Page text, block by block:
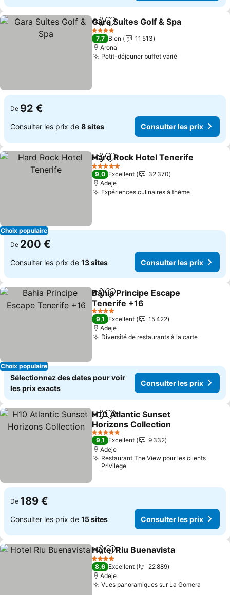
PartagerAjouter à mes favoris
Gara Suites Golf & Spa
4 Étoiles
7,7 Bien
11 513
Arona
Petit-déjeuner buffet variéConsulter
De 92 €
Consulter les prix de 8 sites Consulter les prix
Choix populaire
PartagerAjouter à mes favoris
Hard Rock Hotel Tenerife
5 Étoiles
9,0 Excellent
32 370
Adeje
Expériences culinaires à thèmeConsulter
De 200 €
Consulter les prix de 13 sites Consulter les prix
Choix populaire
PartagerAjouter à mes favoris
Bahia Principe Escape
Tenerife +16
Consulter les prix
4 Étoiles
9,1 Excellent
15 422
Adeje
Diversité de restaurants à la carte
Sélectionnez des dates pour voir
les prix exacts
Consulter les prix
PartagerAjouter à mes favoris
H10 Atlantic Sunset
Horizons Collection
Consulter les prix
5 Étoiles
9,1 Excellent
9 332
Adeje
Restaurant The View pour les clients
Privilege
De 189 €
Consulter les prix de 15 sites Consulter les prix
PartagerAjouter à mes favoris
Hotel Riu Buenavista
4 Étoiles
8,6 Excellent
22 889
Adeje
Vues panoramiques sur La Gomera